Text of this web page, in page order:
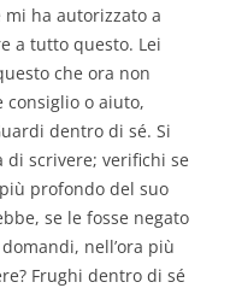
ha autorizzato a
a tutto questo. Lei
che ora non
consiglio o aiuto,
dentro di sé. Si
scrivere; verifichi se
profondo del suo
se le fosse negato
nell’ora più
Frughi dentro di sé